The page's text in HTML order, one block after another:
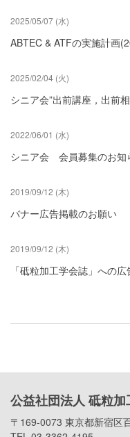
2025/05/07 (水)
ABTEC & ATFの実施計画
2025/02/04 (火)
シニア会”出前講座，出前
2022/06/01 (水)
シニア会 会員募集のお知
2019/09/12 (木)
バナー広告掲載のお願い
2019/09/12 (木)
「砥粒加工学会誌」への
公益社団法人 砥粒加
〒169-0073 東京都新宿